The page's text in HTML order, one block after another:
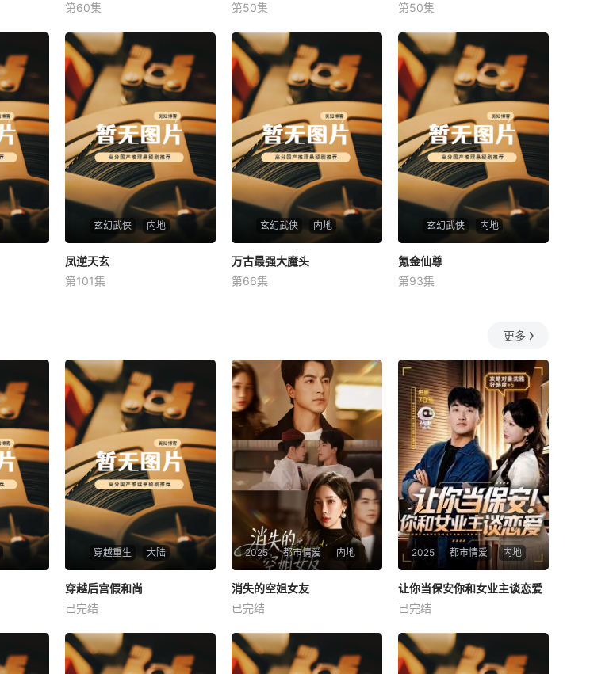
未知
第60集
未知
第50集
未知
第50集
玄幻武侠 内地
凤逆天玄
未知
凤逆天玄
第101集
玄幻武侠 内地
万古最强大魔头
未知
万古最强大魔头
第66集
玄幻武侠 内地
氪金仙尊
未知
氪金仙尊
第93集
更多
穿越重生 大陆
穿越后宫假和尚
未知
穿越后宫假和尚
已完结
2025 都市情爱 内地
消失的空姐女友
未知
消失的空姐女友
已完结
2025 都市情爱 内地
未知
让你当保安你和女业主谈恋爱
已完结